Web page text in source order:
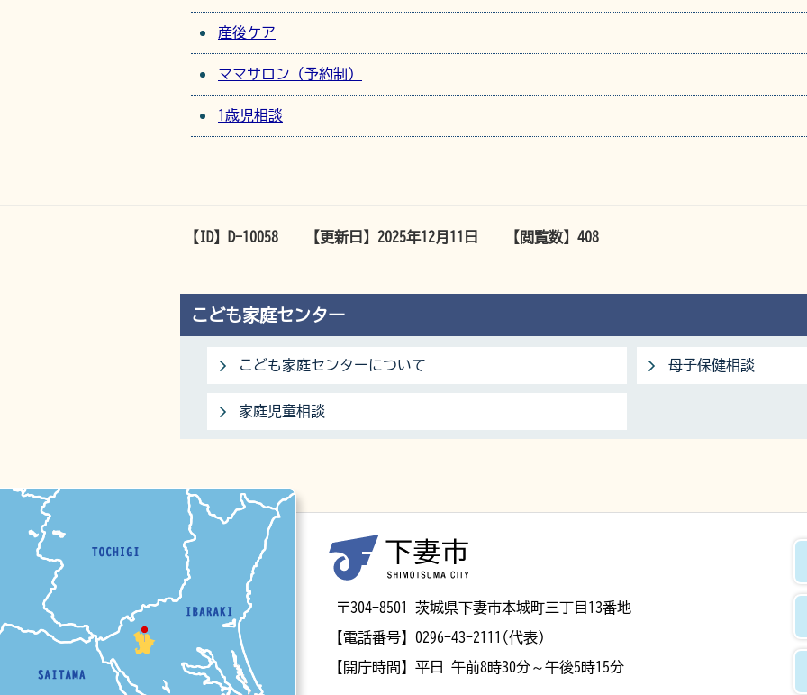
産後ケア
ママサロン（予約制）
1歳児相談
【ID】 D-10058 【更新日】 2025年12月11日 【閲覧数】 408
こども家庭センター
こども家庭センターについて 母子保健相談
家庭児童相談
〒304-8501 茨城県下妻市本城町三丁目13番地
【電話番号】 0296-43-2111(代表)
【開庁時間】 平日 午前8時30分～午後5時15分